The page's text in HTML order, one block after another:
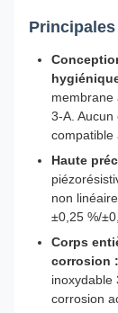
membrane
3-A. Aucun
compatible
Haute
non
±0,25 %/
Corps
corrosion :
inoxydable
corrosion